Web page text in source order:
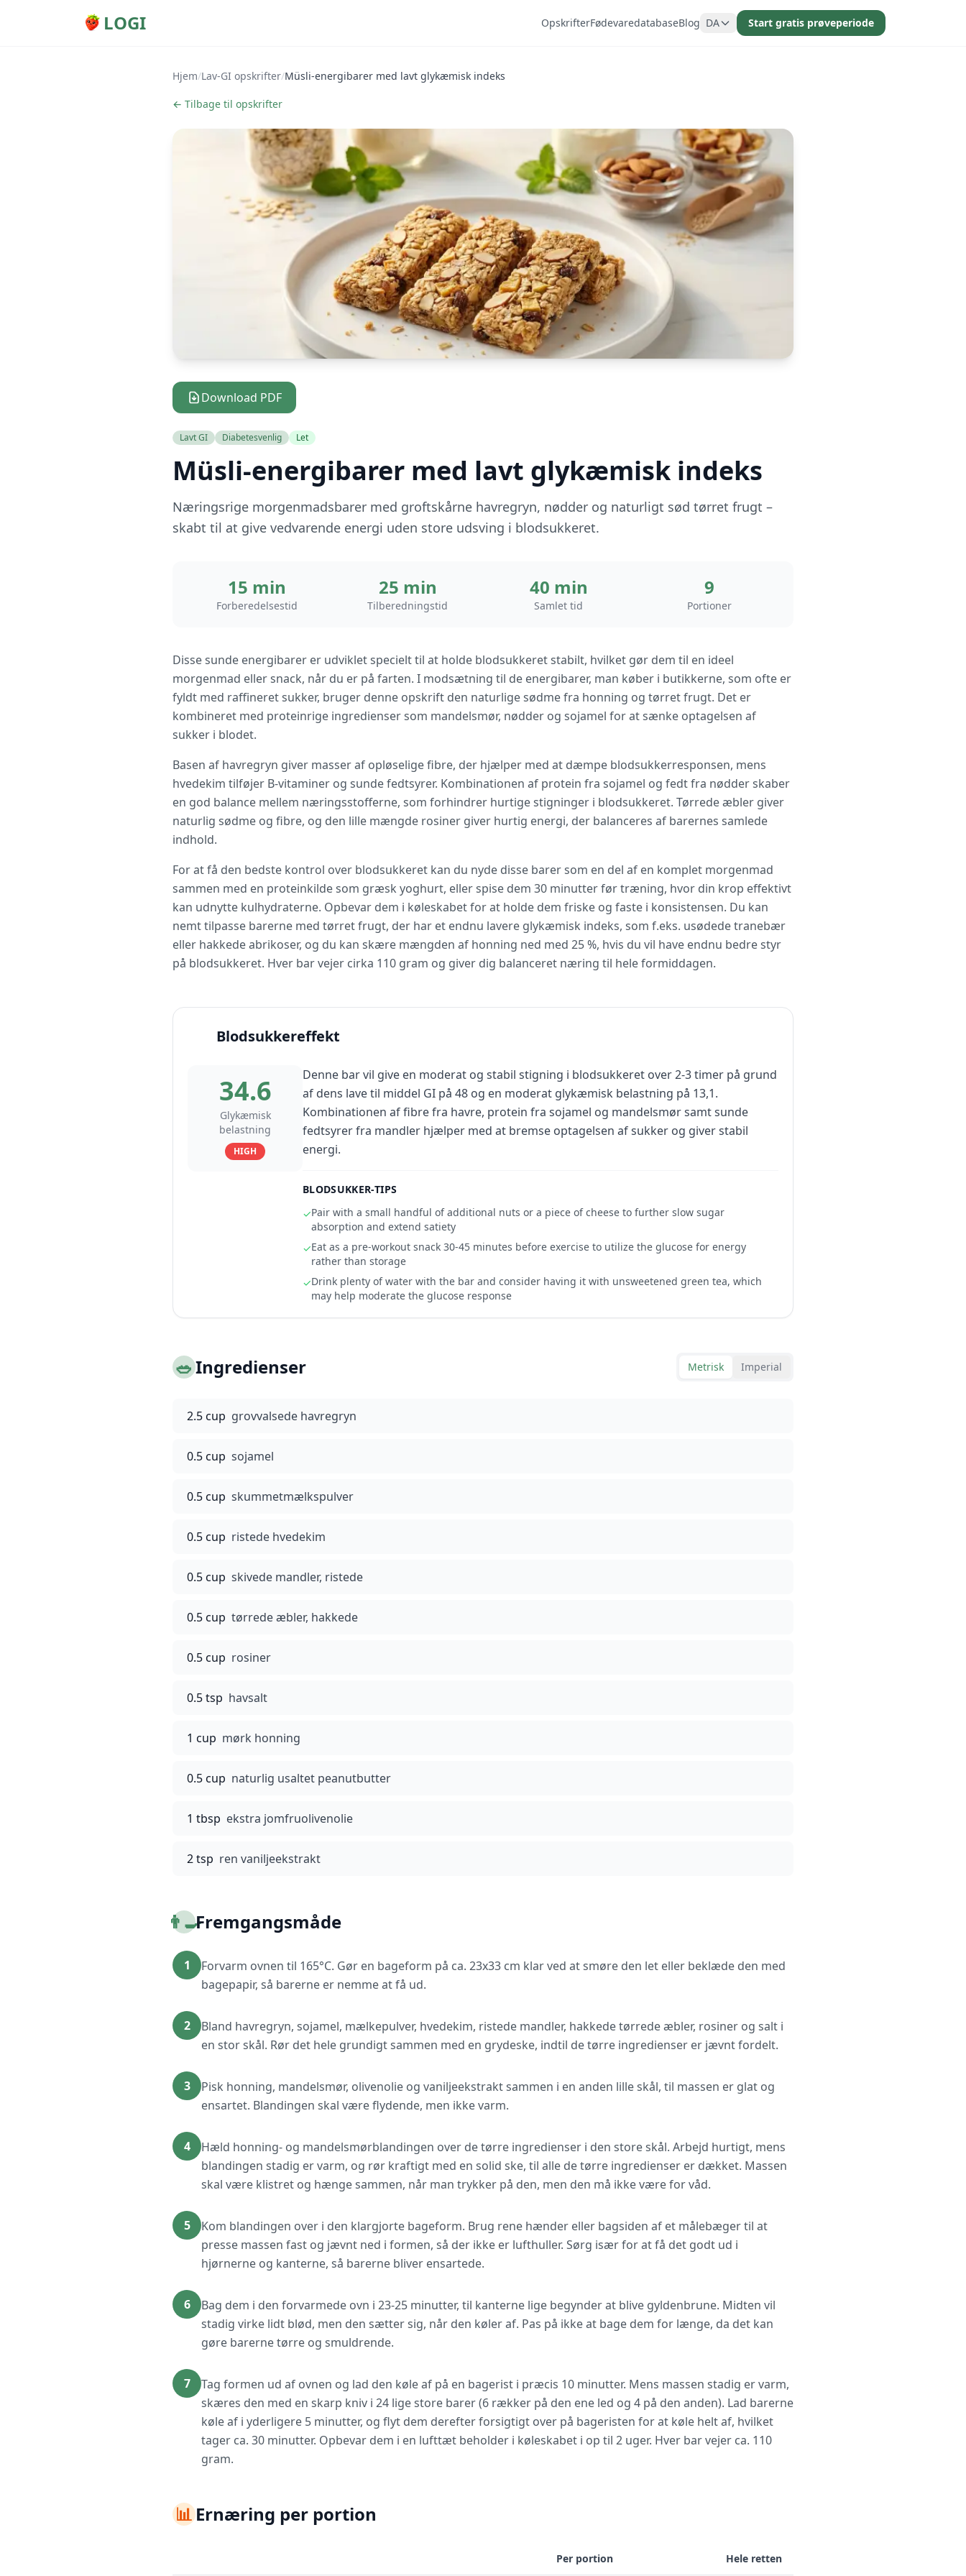
LOGI OpskrifterFødevaredatabaseBlog DA Start gratis prøveperiode
Hjem/Lav-GI opskrifter/Müsli-energibarer med lavt glykæmisk indeks
← Tilbage til opskrifter
Download PDF
Lavt GI Diabetesvenlig Let
Müsli-energibarer med lavt glykæmisk indeks
Næringsrige morgenmadsbarer med groftskårne havregryn, nødder og naturligt sød tørret frugt –
skabt til at give vedvarende energi uden store udsving i blodsukkeret.
15 min
Forberedelsestid
25 min
Tilberedningstid
40 min
Samlet tid
9
Portioner
Disse sunde energibarer er udviklet specielt til at holde blodsukkeret stabilt, hvilket gør dem til en ideel
morgenmad eller snack, når du er på farten. I modsætning til de energibarer, man køber i butikkerne, som ofte er
fyldt med raffineret sukker, bruger denne opskrift den naturlige sødme fra honning og tørret frugt. Det er
kombineret med proteinrige ingredienser som mandelsmør, nødder og sojamel for at sænke optagelsen af
sukker i blodet.
Basen af havregryn giver masser af opløselige fibre, der hjælper med at dæmpe blodsukkerresponsen, mens
hvedekim tilføjer B-vitaminer og sunde fedtsyrer. Kombinationen af protein fra sojamel og fedt fra nødder skaber
en god balance mellem næringsstofferne, som forhindrer hurtige stigninger i blodsukkeret. Tørrede æbler giver
naturlig sødme og fibre, og den lille mængde rosiner giver hurtig energi, der balanceres af barernes samlede
indhold.
For at få den bedste kontrol over blodsukkeret kan du nyde disse barer som en del af en komplet morgenmad
sammen med en proteinkilde som græsk yoghurt, eller spise dem 30 minutter før træning, hvor din krop effektivt
kan udnytte kulhydraterne. Opbevar dem i køleskabet for at holde dem friske og faste i konsistensen. Du kan
nemt tilpasse barerne med tørret frugt, der har et endnu lavere glykæmisk indeks, som f.eks. usødede tranebær
eller hakkede abrikoser, og du kan skære mængden af honning ned med 25 %, hvis du vil have endnu bedre styr
på blodsukkeret. Hver bar vejer cirka 110 gram og giver dig balanceret næring til hele formiddagen.
Blodsukkereffekt
34.6
Glykæmisk
belastning
HIGH
Denne bar vil give en moderat og stabil stigning i blodsukkeret over 2-3 timer på grund
af dens lave til middel GI på 48 og en moderat glykæmisk belastning på 13,1.
Kombinationen af fibre fra havre, protein fra sojamel og mandelsmør samt sunde
fedtsyrer fra mandler hjælper med at bremse optagelsen af sukker og giver stabil
energi.
BLODSUKKER-TIPS
✓Pair with a small handful of additional nuts or a piece of cheese to further slow sugar
absorption and extend satiety
✓Eat as a pre-workout snack 30-45 minutes before exercise to utilize the glucose for energy
rather than storage
✓Drink plenty of water with the bar and consider having it with unsweetened green tea, which
may help moderate the glucose response
🥗Ingredienser Metrisk Imperial
2.5 cup grovvalsede havregryn
0.5 cup sojamel
0.5 cup skummetmælkspulver
0.5 cup ristede hvedekim
0.5 cup skivede mandler, ristede
0.5 cup tørrede æbler, hakkede
0.5 cup rosiner
0.5 tsp havsalt
1 cup mørk honning
0.5 cup naturlig usaltet peanutbutter
1 tbsp ekstra jomfruolivenolie
2 tsp ren vaniljeekstrakt
👨‍🍳Fremgangsmåde
1
Forvarm ovnen til 165°C. Gør en bageform på ca. 23x33 cm klar ved at smøre den let eller beklæde den med
bagepapir, så barerne er nemme at få ud.
2
Bland havregryn, sojamel, mælkepulver, hvedekim, ristede mandler, hakkede tørrede æbler, rosiner og salt i
en stor skål. Rør det hele grundigt sammen med en grydeske, indtil de tørre ingredienser er jævnt fordelt.
3
Pisk honning, mandelsmør, olivenolie og vaniljeekstrakt sammen i en anden lille skål, til massen er glat og
ensartet. Blandingen skal være flydende, men ikke varm.
4
Hæld honning- og mandelsmørblandingen over de tørre ingredienser i den store skål. Arbejd hurtigt, mens
blandingen stadig er varm, og rør kraftigt med en solid ske, til alle de tørre ingredienser er dækket. Massen
skal være klistret og hænge sammen, når man trykker på den, men den må ikke være for våd.
5
Kom blandingen over i den klargjorte bageform. Brug rene hænder eller bagsiden af et målebæger til at
presse massen fast og jævnt ned i formen, så der ikke er lufthuller. Sørg især for at få det godt ud i
hjørnerne og kanterne, så barerne bliver ensartede.
6
Bag dem i den forvarmede ovn i 23-25 minutter, til kanterne lige begynder at blive gyldenbrune. Midten vil
stadig virke lidt blød, men den sætter sig, når den køler af. Pas på ikke at bage dem for længe, da det kan
gøre barerne tørre og smuldrende.
7
Tag formen ud af ovnen og lad den køle af på en bagerist i præcis 10 minutter. Mens massen stadig er varm,
skæres den med en skarp kniv i 24 lige store barer (6 rækker på den ene led og 4 på den anden). Lad barerne
køle af i yderligere 5 minutter, og flyt dem derefter forsigtigt over på bageristen for at køle helt af, hvilket
tager ca. 30 minutter. Opbevar dem i en lufttæt beholder i køleskabet i op til 2 uger. Hver bar vejer ca. 110
gram.
📊Ernæring per portion
Per portion Hele retten